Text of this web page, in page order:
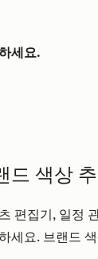
세요.
드 색상
편집기, 일정
세요. 브랜드